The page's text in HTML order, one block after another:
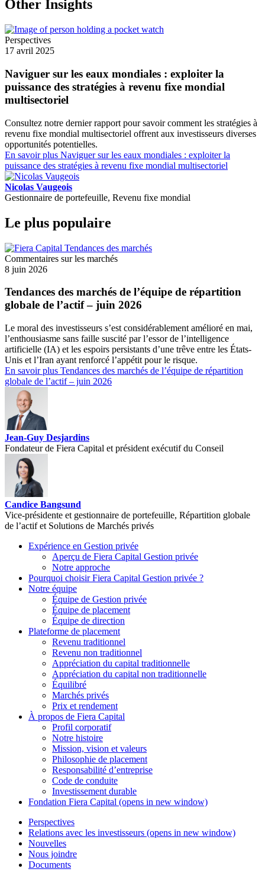
Other Insights
Perspectives
17 avril 2025
Naviguer sur les eaux mondiales : exploiter la
puissance des stratégies à revenu fixe mondial
multisectoriel
Consultez notre dernier rapport pour savoir comment les stratégies à
revenu fixe mondial multisectoriel offrent aux investisseurs diverses
opportunités potentielles.
En savoir plus Naviguer sur les eaux mondiales : exploiter la
puissance des stratégies à revenu fixe mondial multisectoriel
Nicolas Vaugeois
Gestionnaire de portefeuille, Revenu fixe mondial
Le plus populaire
Commentaires sur les marchés
8 juin 2026
Tendances des marchés de l’équipe de répartition
globale de l’actif – juin 2026
Le moral des investisseurs s’est considérablement amélioré en mai,
l’enthousiasme sans faille suscité par l’essor de l’intelligence
artificielle (IA) et les espoirs persistants d’une trêve entre les États-
Unis et l’Iran ayant renforcé l’appétit pour le risque.
En savoir plus Tendances des marchés de l’équipe de répartition
globale de l’actif – juin 2026
Jean-Guy Desjardins
Fondateur de Fiera Capital et président exécutif du Conseil
Candice Bangsund
Vice-présidente et gestionnaire de portefeuille, Répartition globale
de l’actif et Solutions de Marchés privés
Expérience en Gestion privée
Aperçu de Fiera Capital Gestion privée
Notre approche
Pourquoi choisirFiera Capital Gestion privée ?
Notre équipe
Équipe de Gestion privée
Équipe de placement
Équipe de direction
Plateforme de placement
Revenu traditionnel
Revenu non traditionnel
Appréciation du capital traditionnelle
Appréciation du capital non traditionnelle
Équilibré
Marchés privés
Prix et rendement
À propos de Fiera Capital
Profil corporatif
Notre histoire
Mission, vision et valeurs
Philosophie de placement
Responsabilité d’entreprise
Code de conduite
Investissement durable
Fondation Fiera Capital (opens in new window)
Perspectives
Relations avec les investisseurs (opens in new window)
Nouvelles
Nous joindre
Documents